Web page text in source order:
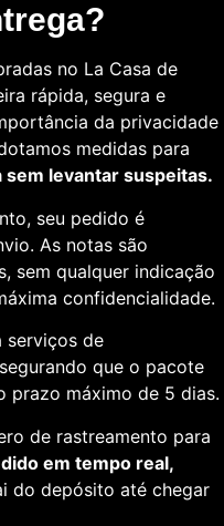
no La Casa de
rápida, segura e
da privacidade
medidas para
levantar suspeitas.
seu pedido é
As notas são
sem qualquer indicação
confidencialidade.
serviços de
que o pacote
prazo máximo de 5 dias.
de rastreamento para
em tempo real,
do depósito até chegar